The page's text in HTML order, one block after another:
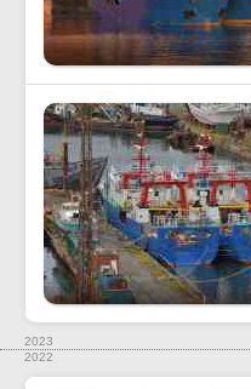
2023
2022